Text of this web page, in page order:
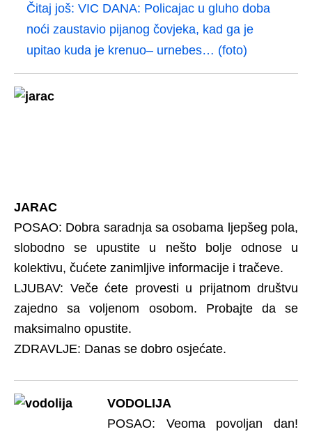
Čitaj još: VIC DANA: Policajac u gluho doba
noći zaustavio pijanog čovjeka, kad ga je
upitao kuda je krenuo– urnebes… (foto)
JARAC
POSAO: Dobra saradnja sa osobama ljepšeg pola,
slobodno se upustite u nešto bolje odnose u
kolektivu, čućete zanimljive informacije i tračeve.
LJUBAV: Veče ćete provesti u prijatnom društvu
zajedno sa voljenom osobom. Probajte da se
maksimalno opustite.
ZDRAVLJE: Danas se dobro osjećate.
VODOLIJA
POSAO: Veoma povoljan dan!